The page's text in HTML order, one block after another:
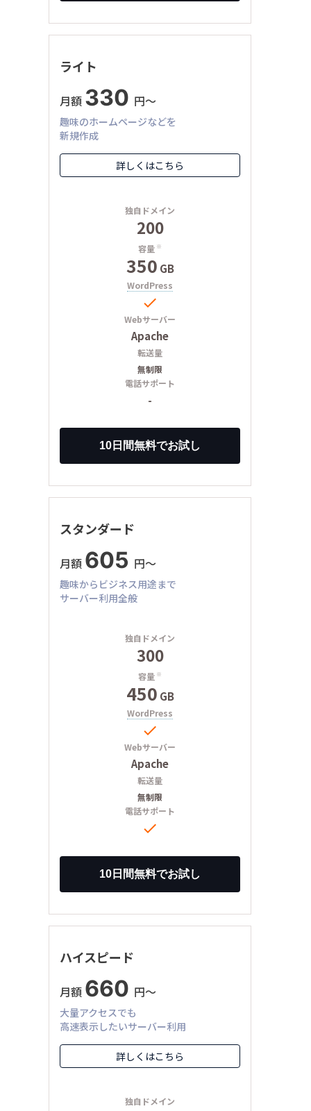
ライト
月額 330 円〜
趣味のホームページなどを
新規作成
詳しくはこちら
独自ドメイン
200
容量 ※
350 GB
WordPress

Webサーバー
Apache
転送量
無制限
電話サポート
-
スタンダード
月額 605 円〜
趣味からビジネス用途まで
サーバー利用全般
独自ドメイン
300
容量 ※
450 GB
WordPress

Webサーバー
Apache
転送量
無制限
電話サポート

ハイスピード
月額 660 円〜
大量アクセスでも
高速表示したいサーバー利用
詳しくはこちら
独自ドメイン